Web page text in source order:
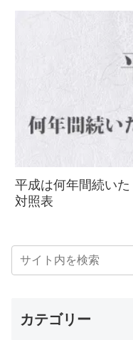
平成は何年間続い
対照表
カテゴリー